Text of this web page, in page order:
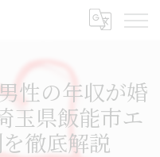
性の年収が婚
玉県飯能市エ
徹底解説